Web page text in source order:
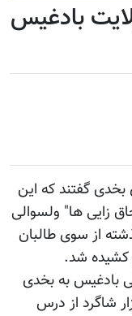
بادغیس
گفتند که این
زایی ها" ولسوالی
ساعت 11 شب گذشته از سوی طالبان
شد.
بادغیس به بخدی
شاگرد از درس